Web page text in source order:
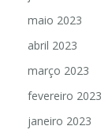
maio 2023
abril 2023
março 2023
fevereiro 2023
janeiro 2023